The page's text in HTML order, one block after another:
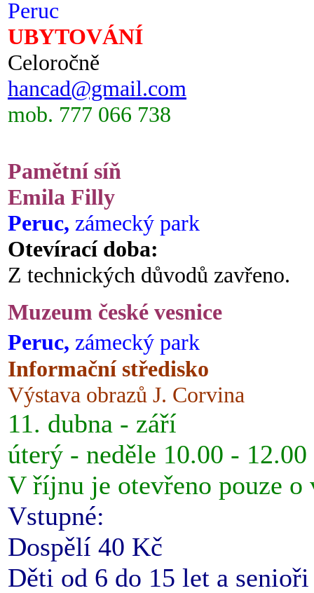
Peruc
UBYTOVÁNÍ
Celoročně
hancad@gmail.com
mob. 777 066 738
Pamětní síň
Emila Filly
Peruc, zámecký park
Otevírací doba:
Z technických důvodů zavřeno.
Muzeum české vesnice
Peruc, zámecký park
Informační středisko
Výstava obrazů J. Corvina
11. dubna - září
úterý - neděle 10.00 -
V říjnu je otevřeno pouze o
Vstupné:
Dospělí 40 Kč
Děti od 6 do 15 let a